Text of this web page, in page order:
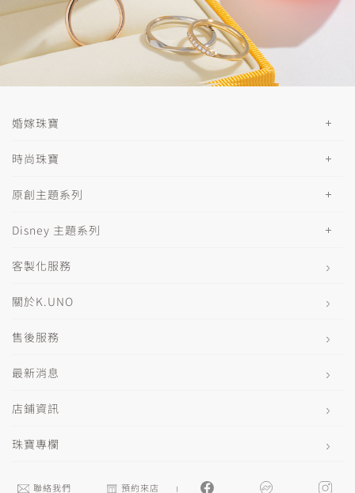
婚嫁珠寶
時尚珠寶
原創主題系列
Disney 主題系列
客製化服務
關於K.UNO
售後服務
最新消息
店鋪資訊
珠寶專欄
聯絡我們 預約來店